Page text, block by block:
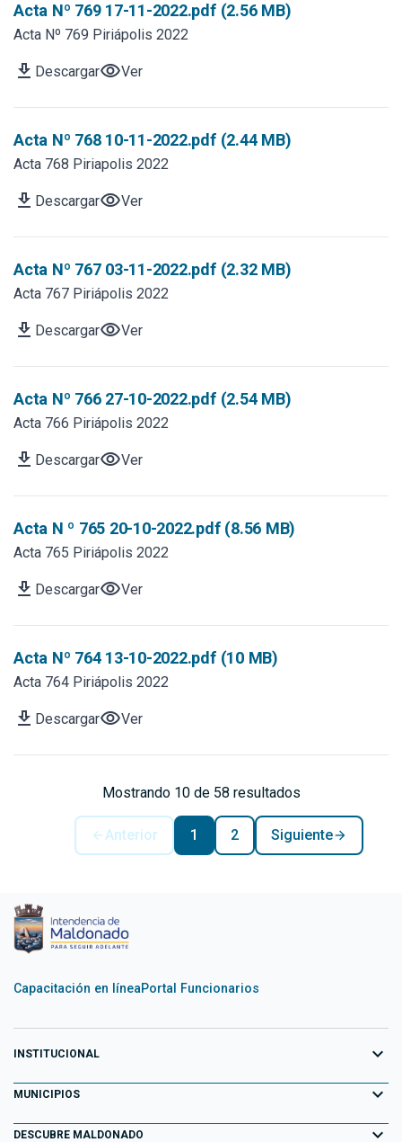
Acta Nº 769 17-11-2022.pdf (2.56 MB)
Acta Nº 769 Piriápolis 2022
download DescargarvisibilityVer
Acta Nº 768 10-11-2022.pdf (2.44 MB)
Acta 768 Piriapolis 2022
download DescargarvisibilityVer
Acta Nº 767 03-11-2022.pdf (2.32 MB)
Acta 767 Piriápolis 2022
download DescargarvisibilityVer
Acta Nº 766 27-10-2022.pdf (2.54 MB)
Acta 766 Piriápolis 2022
download DescargarvisibilityVer
Acta N º 765 20-10-2022.pdf (8.56 MB)
Acta 765 Piriápolis 2022
download DescargarvisibilityVer
Acta Nº 764 13-10-2022.pdf (10 MB)
Acta 764 Piriápolis 2022
download DescargarvisibilityVer
Mostrando 10 de 58 resultados
Anterior 1 2 Siguiente
Capacitación en líneaPortal Funcionarios
INSTITUCIONAL expand_more
Equipo de Gobierno
Primeros 100 días
MUNICIPIOS expand_more
Aiguá
DESCUBRE MALDONADO expand_more